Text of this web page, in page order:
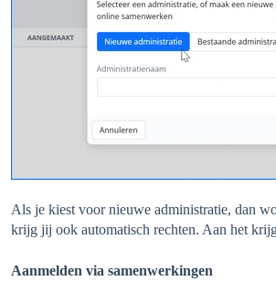
Als je kiest voor nieuwe administratie, dan
krijg jij ook automatisch rechten. Aan het
Aanmelden via samenwerkingen